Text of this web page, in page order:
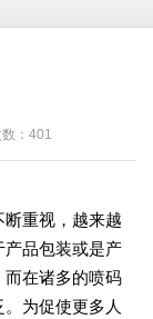
： 401
重视，越来越
产品包装或是产
在诸多的喷码
为促使更多人